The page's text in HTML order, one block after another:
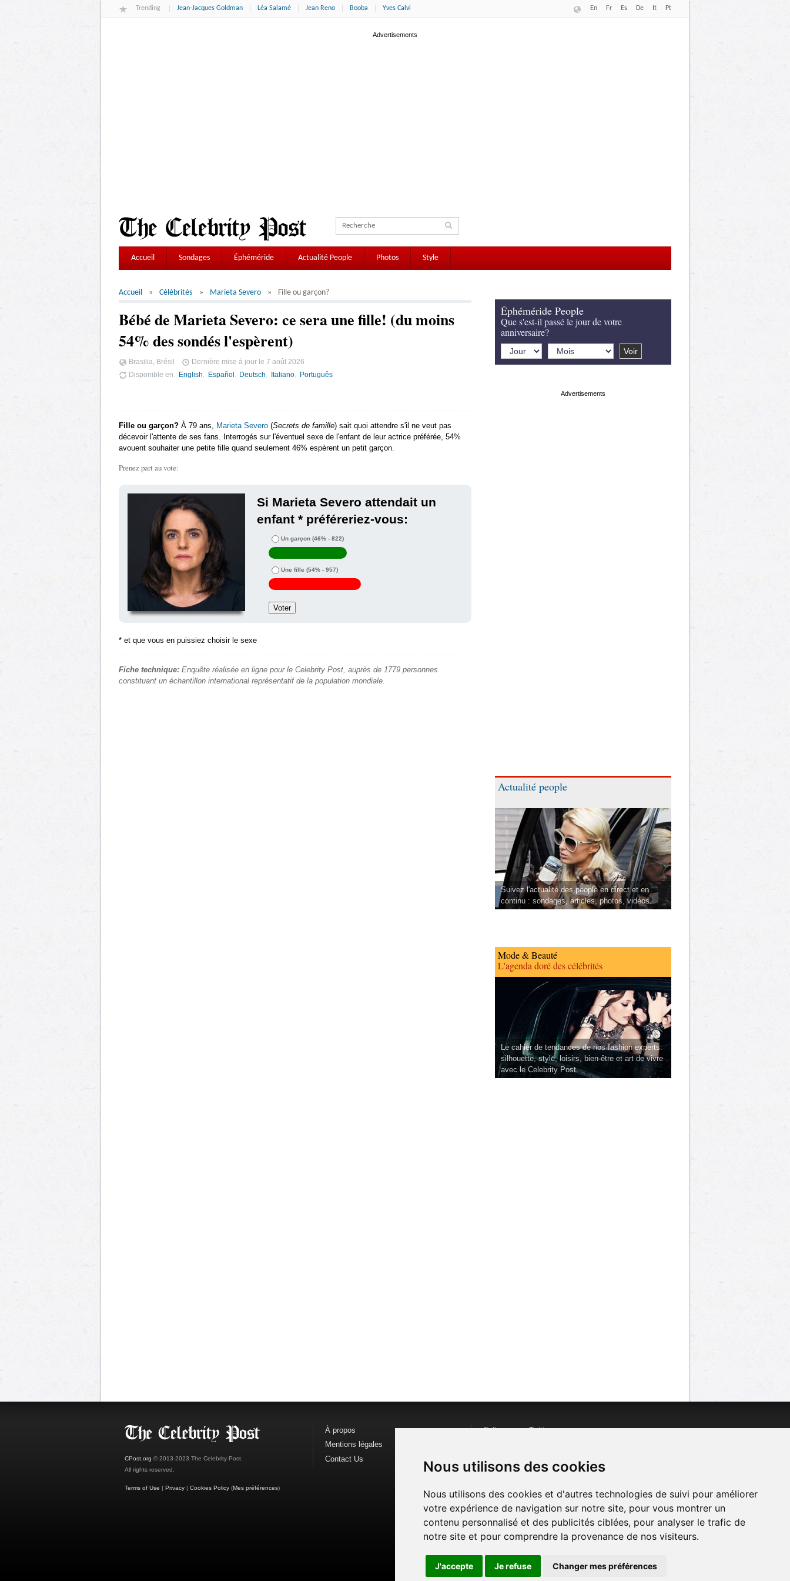
Nous utilisons des cookies
Nous utilisons des cookies et d'autres technologies de suivi pour améliorer
votre expérience de navigation sur notre site, pour vous montrer un
contenu personnalisé et des publicités ciblées, pour analyser le trafic de
notre site et pour comprendre la provenance de nos visiteurs.
J'accepte Je refuse Changer mes préférences
Trending Jean-Jacques Goldman Léa Salamé Jean Reno Booba Yves Calvi En Fr Es De It Pt
Accueil Sondages Éphéméride Actualité People Photos Style
Accueil Célébrités Marieta Severo Fille ou garçon?
Bébé de Marieta Severo: ce sera une fille! (du moins
54% des sondés l'espèrent)
Brasilia, Brésil Dernière mise à jour le 7 août 2026
Disponible en
English Español Deutsch Italiano Português
Fille ou garçon? À 79 ans, Marieta Severo (Secrets de famille) sait quoi attendre s'il ne veut pas
décevoir l'attente de ses fans. Interrogés sur l'éventuel sexe de l'enfant de leur actrice préférée, 54%
avouent souhaiter une petite fille quand seulement 46% espèrent un petit garçon.
Prenez part au vote:
Si Marieta Severo attendait un
enfant * préféreriez-vous:
Un garçon (46% - 822)
Une fille (54% - 957)
* et que vous en puissiez choisir le sexe
Fiche technique: Enquête réalisée en ligne pour le Celebrity Post, auprès de 1779 personnes
constituant un échantillon international représentatif de la population mondiale.
Éphéméride People
Que s'est-il passé le jour de votre
anniversaire?
Actualité people
Suivez l'actualité des people en direct et en
continu : sondages, articles, photos, vidéos.
Mode & Beauté
L'agenda doré des célébrités
Le cahier de tendances de nos fashion experts:
silhouette, style, loisirs, bien-être et art de vivre
avec le Celebrity Post.
CPost.org © 2013-2023 The Celebrity Post.
All rights reserved.
Terms of Use | Privacy | Cookies Policy (Mes préférences)
À propos
Mentions légales
Contact Us
Follow us onTwitter
Watch us on